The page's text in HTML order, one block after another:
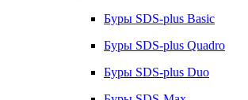
Буры SDS-plus Basic
Буры SDS-plus Quadro
Буры SDS-plus Duo